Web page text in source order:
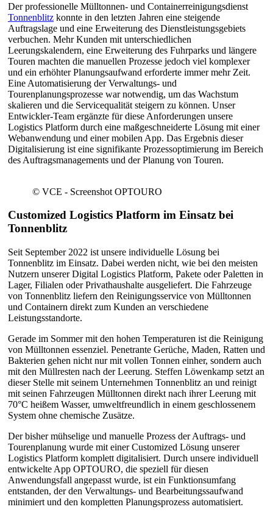
Der professionelle Mülltonnen- und Containerreinigungsdienst
Tonnenblitz konnte in den letzten Jahren eine steigende
Auftragslage und eine Erweiterung des Dienstleistungsgebiets
verbuchen. Mehr Kunden mit unterschiedlichen
Leerungskalendern, eine Erweiterung des Fuhrparks und längere
Touren machten die manuellen Prozesse jedoch viel komplexer
und ein erhöhter Planungsaufwand erforderte immer mehr Zeit.
Eine Automatisierung der Verwaltungs- und
Tourenplanungsprozesse war notwendig, um das Wachstum
skalieren und die Servicequalität steigern zu können. Unser
Entwickler-Team ergänzte für diese Anforderungen unsere
Logistics Platform durch eine maßgeschneiderte Lösung mit einer
Webanwendung und einer mobilen App. Das Ergebnis dieser
Digitalisierung ist eine signifikante Prozessoptimierung im Bereich
des Auftragsmanagements und der Planung von Touren.
© VCE - Screenshot OPTOURO
Customized Logistics Platform im Einsatz bei
Tonnenblitz
Seit September 2022 ist unsere individuelle Lösung bei
Tonnenblitz im Einsatz. Dabei werden nicht, wie bei den meisten
Nutzern unserer Digital Logistics Platform, Pakete oder Paletten in
Lager, Filialen oder Privathaushalte ausgeliefert. Die Fahrzeuge
von Tonnenblitz liefern den Reinigungsservice von Mülltonnen
und Containern direkt zum Kunden an verschiedene
Leistungsstandorte.
Gerade im Sommer mit den hohen Temperaturen ist die Reinigung
von Mülltonnen essenziel. Penetrante Gerüche, Maden, Ratten und
Bakterien gehen nicht nur mit vollen Tonnen einher, sondern auch
mit den Müllresten nach der Leerung. Steffen Löwenkamp setzt an
dieser Stelle mit seinem Unternehmen Tonnenblitz an und reinigt
mit seinen Fahrzeugen Mülltonnen direkt nach ihrer Leerung mit
70°C heißem Wasser, umweltfreundlich in einem geschlossenem
System ohne chemische Zusätze.
Der bisher mühselige und manuelle Prozess der Auftrags- und
Tourenplanung wurde mit einer Customized Lösung unserer
Logistics Platform komplett digitalisiert. Durch unsere individuell
entwickelte App OPTOURO, die speziell für diesen
Anwendungsfall angepasst wurde, ist ein Funktionsumfang
entstanden, der den Verwaltungs- und Bearbeitungssaufwand
minimiert und den kompletten Planungsprozess automatisiert.